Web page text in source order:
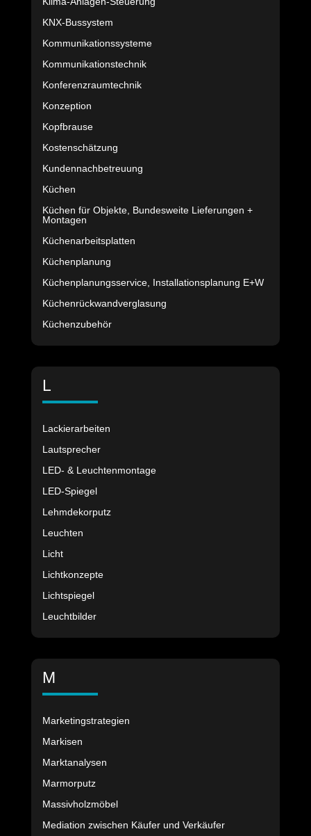
KNX-Bussystem
Kommunikationssysteme
Kommunikationstechnik
Konferenzraumtechnik
Konzeption
Kopfbrause
Kostenschätzung
Kundennachbetreuung
Küchen
Küchen für Objekte, Bundesweite Lieferungen +
Montagen
Küchenarbeitsplatten
Küchenplanung
Küchenplanungsservice, Installationsplanung E+W
Küchenrückwandverglasung
Küchenzubehör
L
Lackierarbeiten
Lautsprecher
LED- & Leuchtenmontage
LED-Spiegel
Lehmdekorputz
Leuchten
Licht
Lichtkonzepte
Lichtspiegel
Leuchtbilder
M
Marketingstrategien
Markisen
Marktanalysen
Marmorputz
Massivholzmöbel
Mediation zwischen Käufer und Verkäufer